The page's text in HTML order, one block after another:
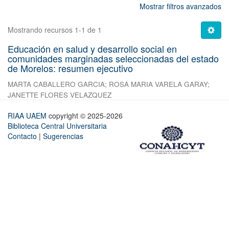
Mostrar filtros avanzados
Mostrando recursos 1-1 de 1
Educación en salud y desarrollo social en
comunidades marginadas seleccionadas del estado
de Morelos: resumen ejecutivo
MARTA CABALLERO GARCIA; ROSA MARIA VARELA GARAY;
JANETTE FLORES VELAZQUEZ
RIAA UAEM copyright © 2025-2026
Biblioteca Central Universitaria
Contacto | Sugerencias